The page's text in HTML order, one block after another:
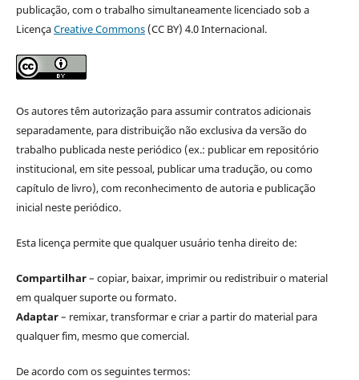
publicação, com o trabalho simultaneamente licenciado sob a
LicençaCreative Commons(CC BY) 4.0 Internacional.
Os autores têm autorização para assumir contratos adicionais
separadamente, para distribuição não exclusiva da versão do
trabalho publicada neste periódico (ex.: publicar em repositório
institucional, em site pessoal, publicar uma tradução, ou como
capítulo de livro), com reconhecimento de autoria e publicação
inicial neste periódico.
Esta licença permite que qualquer usuário tenha direito de:
Compartilhar– copiar, baixar, imprimir ou redistribuir o material
em qualquer suporte ou formato.
Adaptar– remixar, transformar e criar a partir do material para
qualquer fim, mesmo que comercial.
De acordo com os seguintes termos: